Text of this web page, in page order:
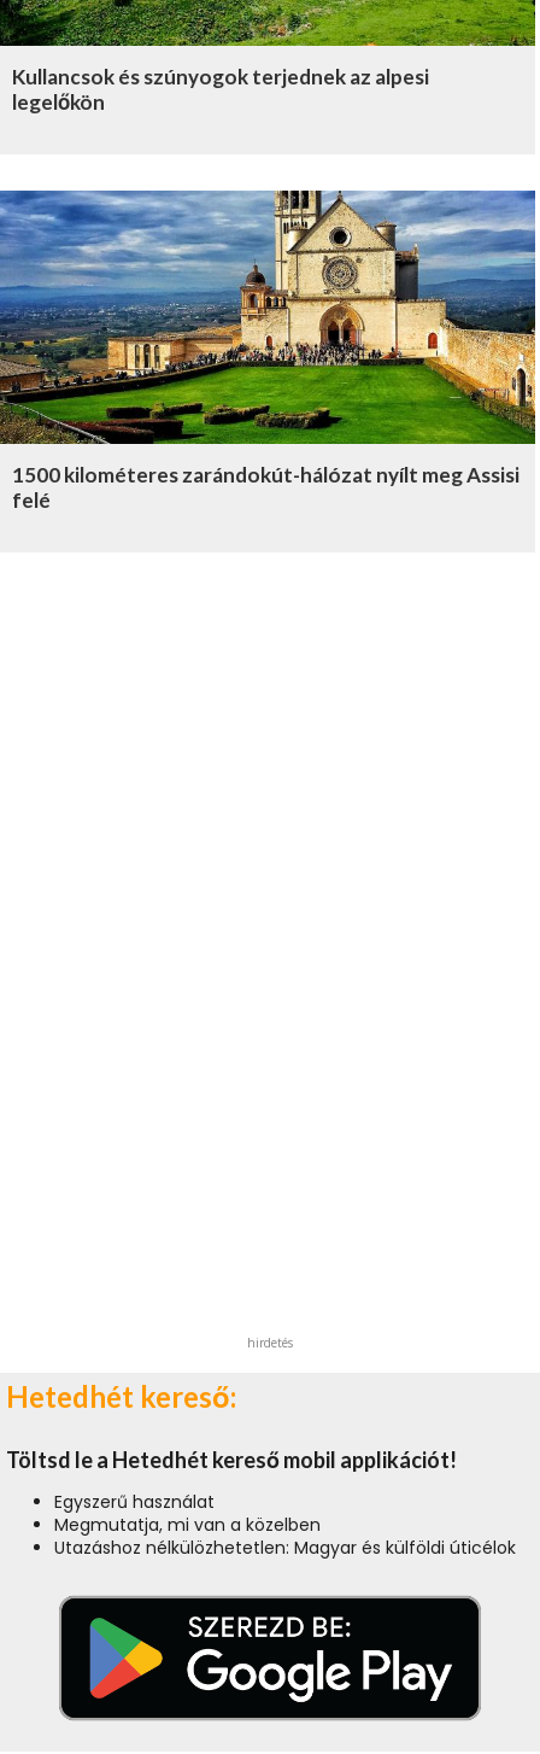
Kullancsok és szúnyogok terjednek az alpesi
legelőkön
1500 kilométeres zarándokút-hálózat nyílt meg Assisi
felé
hirdetés
Hetedhét kereső:
Töltsd le a Hetedhét kereső mobil applikációt!
Egyszerű használat
Megmutatja, mi van a közelben
Utazáshoz nélkülözhetetlen: Magyar és külföldi úticélok